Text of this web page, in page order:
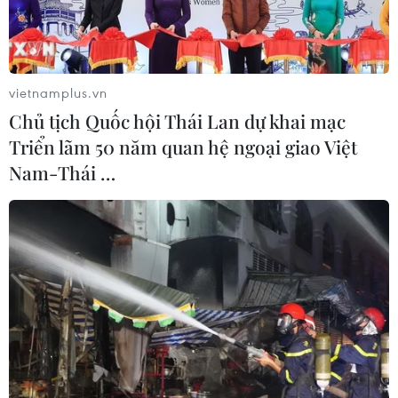
Tổng thống Nga Putin hội đàm với người đồng cấp nước chủ
nhà Bashar al-Assad. (Nguồn: businesslive)
Trong khuôn khổ chuyến thăm bất ngờ tới Syria
ngày 7/1, Tổng thống Nga Vladimir Putin đã có
vietnamplus.vn
Chủ tịch Quốc hội Thái Lan dự khai mạc
Triển lãm 50 năm quan hệ ngoại giao Việt
Nam-Thái …